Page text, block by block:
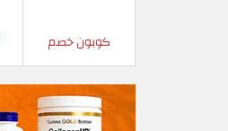
كوبون خصم